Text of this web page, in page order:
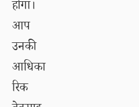
होगा।
आप
उनकी
आधिका
रिक